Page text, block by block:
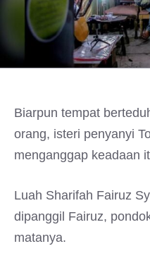
Biarpun tempat
orang, isteri penyanyi
menganggap keadaan
Luah Sharifah Fairuz
dipanggil Fairuz,
matanya.